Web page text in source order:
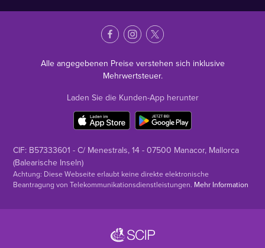
Alle angegebenen Preise verstehen sich inklusive
Mehrwertsteuer.
Laden Sie die Kunden-App herunter
CIF: B57333601 - C/ Menestrals, 14 - 07500 Manacor, Mallorca
(Balearische Inseln)
Achtung: Diese Webseite erlaubt keine direkte elektronische
Beantragung von Telekommunikationsdienstleistungen. Mehr Information